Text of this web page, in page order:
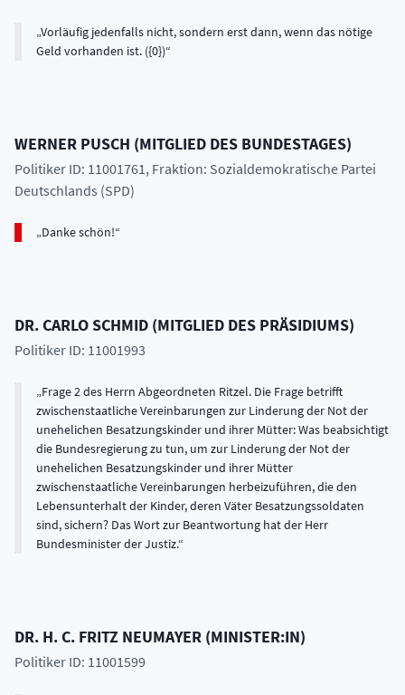
Vorläufig jedenfalls nicht, sondern erst dann, wenn das nötige
Geld vorhanden ist. ({0})
WERNER PUSCH (MITGLIED DES BUNDESTAGES)
Politiker ID: 11001761, Fraktion: Sozialdemokratische Partei
Deutschlands (SPD)
Danke schön!
DR.CARLOSCHMID (MITGLIED DES PRÄSIDIUMS)
Politiker ID: 11001993
Frage 2 des Herrn Abgeordneten Ritzel. Die Frage betrifft
zwischenstaatliche Vereinbarungen zur Linderung der Not der
unehelichen Besatzungskinder und ihrer Mütter: Was beabsichtigt
die Bundesregierung zu tun, um zur Linderung der Not der
unehelichen Besatzungskinder und ihrer Mütter
zwischenstaatliche Vereinbarungen herbeizuführen, die den
Lebensunterhalt der Kinder, deren Väter Besatzungssoldaten
sind, sichern? Das Wort zur Beantwortung hat der Herr
Bundesminister der Justiz.
DR. H. C. FRITZ NEUMAYER (MINISTER:IN)
Politiker ID: 11001599